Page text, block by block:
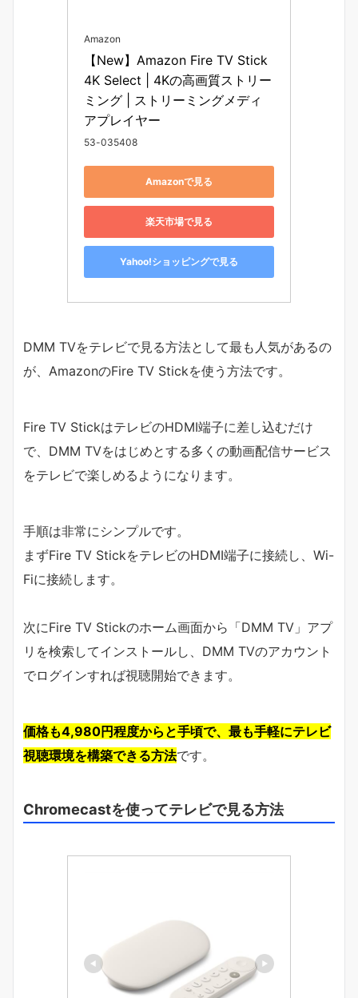
Amazon
【New】Amazon Fire TV Stick
4K Select | 4Kの高画質ストリー
ミング | ストリーミングメディ
アプレイヤー
53-035408
Amazonで見る
楽天市場で見る
Yahoo!ショッピングで見る
DMM TVをテレビで見る方法として最も人気があるの
が、AmazonのFire TV Stickを使う方法です。
Fire TV StickはテレビのHDMI端子に差し込むだけ
で、DMM TVをはじめとする多くの動画配信サービス
をテレビで楽しめるようになります。
手順は非常にシンプルです。
まずFire TV StickをテレビのHDMI端子に接続し、Wi-
Fiに接続します。
次にFire TV Stickのホーム画面から「DMM TV」アプ
リを検索してインストールし、DMM TVのアカウント
でログインすれば視聴開始できます。
価格も4,980円程度からと手頃で、最も手軽にテレビ
視聴環境を構築できる方法です。
Chromecastを使ってテレビで見る方法